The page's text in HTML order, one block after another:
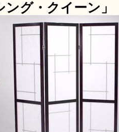
グ・クイーン」